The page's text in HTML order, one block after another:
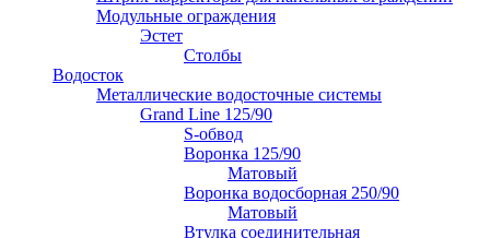
Модульные ограждения
Эстет
Столбы
Водосток
Металлические водосточные системы
Grand Line 125/90
S-обвод
Воронка 125/90
Матовый
Воронка водосборная 250/90
Матовый
Втулка соединительная